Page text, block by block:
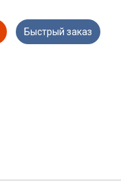
Быстрый заказ